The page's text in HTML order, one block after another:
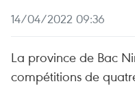
14/04/2022 09:36
La province de Bac
compétitions de